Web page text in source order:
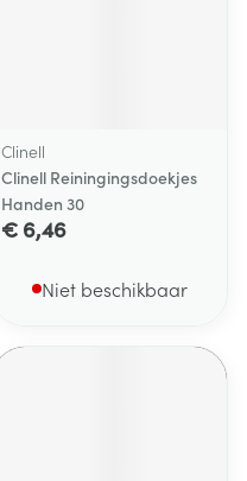
Clinell
Clinell Reiningingsdoekjes
Handen 30
€ 6,46
Niet beschikbaar